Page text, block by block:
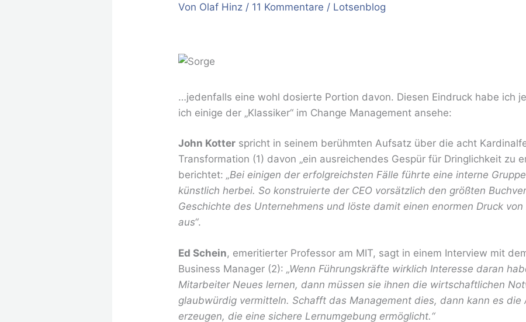
Von Olaf Hinz / 11 Kommentare / Lotsenblog
…jedenfalls eine wohl dosierte Portion davon. Diesen Eindruck habe ich
ich einige der „Klassiker“ im Change Management ansehe:
John Kotter spricht in seinem berühmten Aufsatz über die acht
Transformation (1) davon „ein ausreichendes Gespür für Dringlichkeit zu
berichtet:„Bei einigen der erfolgreichsten Fälle führte eine interne
künstlich herbei. So konstruierte der CEO vorsätzlich den größten
Geschichte des Unternehmens und löste damit einen enormen Druck
aus“.
Ed Schein, emeritierter Professor am MIT, sagt in einem Interview mit
Business Manager (2):„Wenn Führungskräfte wirklich Interesse daran
Mitarbeiter Neues lernen, dann müssen sie ihnen die wirtschaftlichen
glaubwürdig vermitteln. Schafft das Management dies, dann kann es die
erzeugen, die eine sichere Lernumgebung ermöglicht.“